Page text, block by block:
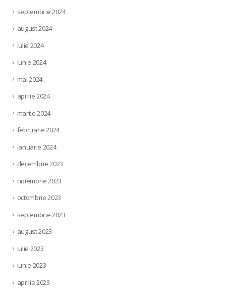
septembrie 2024
august 2024
iulie 2024
iunie 2024
mai 2024
aprilie 2024
martie 2024
februarie 2024
ianuarie 2024
decembrie 2023
noiembrie 2023
octombrie 2023
septembrie 2023
august 2023
iulie 2023
iunie 2023
aprilie 2023